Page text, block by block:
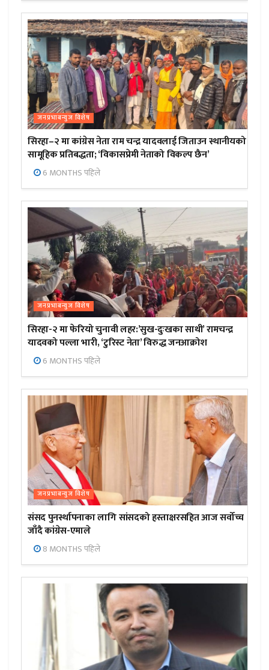
जनप्रभाबन्युज विशेष
सिरहा–२ मा कांग्रेस नेता राम चन्द्र यादवलाई जिताउन स्थानीयको
सामूहिक प्रतिबद्धता; ‘विकासप्रेमी नेताको विकल्प छैन’
6 MONTHS पहिले
जनप्रभाबन्युज विशेष
सिरहा-२ मा फेरियो चुनावी लहर:’सुख-दुःखका साथी’ रामचन्द्र
यादवको पल्ला भारी, ‘टुरिस्ट नेता’ विरुद्ध जनआक्रोश
6 MONTHS पहिले
जनप्रभाबन्युज विशेष
संसद पुनर्स्थापनाका लागि सांसदको हस्ताक्षरसहित आज सर्वोच्च
जाँदै कांग्रेस-एमाले
8 MONTHS पहिले